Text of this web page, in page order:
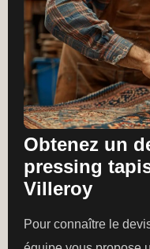
Obtenez un
pressing
Villeroy
Pour connaître le